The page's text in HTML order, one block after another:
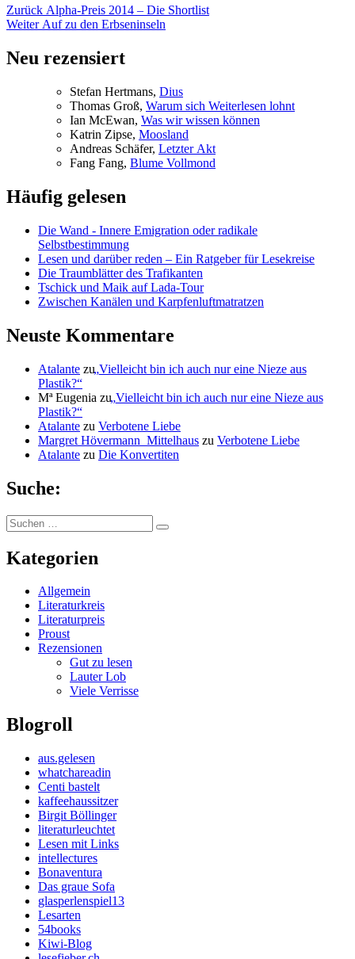
Beitragsnavigation
Zurück Vorheriger
Beitrag:
Alpha-Preis 2014 – Die Shortlist
Weiter Nächster
Auf zu den Erbseninseln
Neu rezensiert
Ste­fan Hertmans, Di­us
Tho­mas Groß, War­um sich Wei­ter­le­sen lohnt
Ian McE­wan, Was wir wis­sen können
Kat­rin Zip­se, Moos­land
An­dre­as Schä­fer, Letz­ter Akt
Fang Fang, Blu­me Vollmond
Häufig gelesen
Die Wand - Innere Emigration oder radikale
Selbstbestimmung
Lesen und darüber reden – Ein Ratgeber für Lesekreise
Die Traumblätter des Trafikanten
Tschick und Maik auf Lada-Tour
Zwischen Kanälen und Karpfenluftmatratzen
Neuste Kommentare
Atalante zu
„Vielleicht bin ich auch nur eine Nieze aus
Plastik?“
Mª Eugenia zu
„Vielleicht bin ich auch nur eine Nieze aus
Plastik?“
Atalante zu Verbotene Liebe
Margret Hövermann_Mittelhaus zu Verbotene Liebe
Atalante zu Die Konvertiten
Suche:
Suchen
nach:
Suchen
Kategorien
Allgemein
Literaturkreis
Literaturpreis
Proust
Rezensionen
Gut zu lesen
Lauter Lob
Viele Verrisse
Blogroll
aus.gelesen
whatchareadin
Centi bastelt
kaffeehaussitzer
Birgit Böllinger
literaturleuchtet
Lesen mit Links
intellectures
Bonaventura
Das graue Sofa
glasperlenspiel13
Lesarten
54books
Kiwi-Blog